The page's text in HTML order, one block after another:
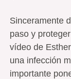
Sinceramente
paso y
vídeo de
una infección
importante